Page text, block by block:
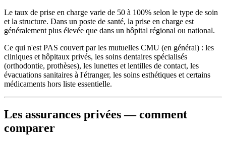
Le taux de prise en charge varie de 50 à 100% selon le type de soin
et la structure. Dans un poste de santé, la prise en charge est
généralement plus élevée que dans un hôpital régional ou national.
Ce qui n'est PAS couvert par les mutuelles CMU (en général) : les
cliniques et hôpitaux privés, les soins dentaires spécialisés
(orthodontie, prothèses), les lunettes et lentilles de contact, les
évacuations sanitaires à l'étranger, les soins esthétiques et certains
médicaments hors liste essentielle.
Les assurances privées — comment
comparer